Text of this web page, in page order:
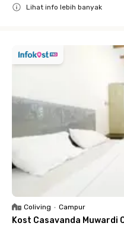
Lihat info lebih banyak
Coliving • Campur
Kost Casavanda Muwardi